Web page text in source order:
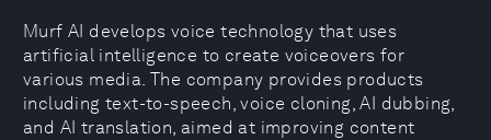
Murf AI develops voice technology that uses
artificial intelligence to create voiceovers for
various media. The company provides products
including text-to-speech, voice cloning, AI dubbing,
and AI translation, aimed at improving content